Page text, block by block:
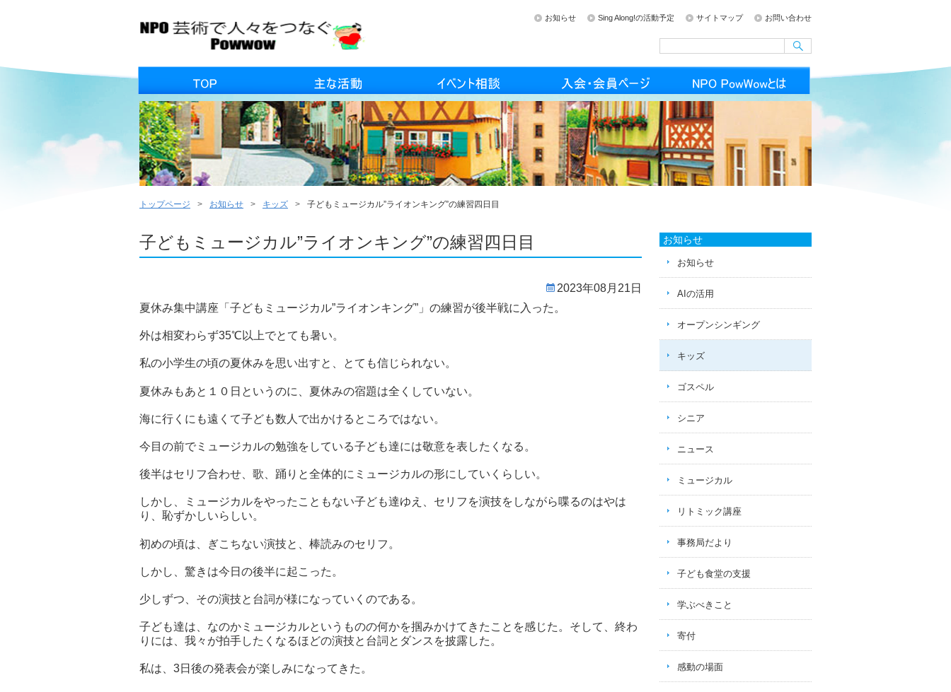
お知らせ Sing Along!の活動予定 サイトマップ お問い合わせ
トップページ お知らせ キッズ 子どもミュージカル”ライオンキング”の練習四日目
子どもミュージカル”ライオンキング”の練習四日目
2023年08月21日
夏休み集中講座「子どもミュージカル”ライオンキング”」の練習が後半戦に入った。
外は相変わらず35℃以上でとても暑い。
私の小学生の頃の夏休みを思い出すと、とても信じられない。
夏休みもあと１０日というのに、夏休みの宿題は全くしていない。
海に行くにも遠くて子ども数人で出かけるところではない。
今目の前でミュージカルの勉強をしている子ども達には敬意を表したくなる。
後半はセリフ合わせ、歌、踊りと全体的にミュージカルの形にしていくらしい。
しかし、ミュージカルをやったこともない子ども達ゆえ、セリフを演技をしながら喋るのはやは
り、恥ずかしいらしい。
初めの頃は、ぎこちない演技と、棒読みのセリフ。
しかし、驚きは今日の後半に起こった。
少しずつ、その演技と台詞が様になっていくのである。
子ども達は、なのかミュージカルというものの何かを掴みかけてきたことを感じた。そして、終わ
りには、我々が拍手したくなるほどの演技と台詞とダンスを披露した。
私は、3日後の発表会が楽しみになってきた。
お知らせ
お知らせ
AIの活用
オープンシンギング
キッズ
ゴスペル
シニア
ニュース
ミュージカル
リトミック講座
事務局だより
子ども食堂の支援
学ぶべきこと
寄付
感動の場面